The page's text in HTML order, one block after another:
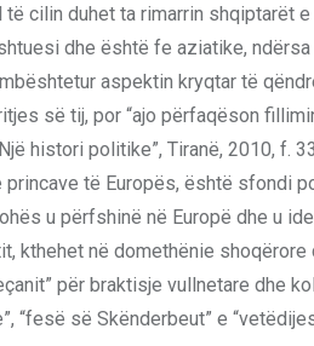
cilin duhet ta rimarrin shqiptarët
dhe është fe aziatike, ndërsa
aspektin kryqtar të
së tij, por “ajo përfaqëson
histori politike”, Tiranë, 2010, f.
të Europës, është sfondi
u përfshinë në Europë dhe u
kthehet në domethënie
për braktisje vullnetare dhe
së Skënderbeut” e